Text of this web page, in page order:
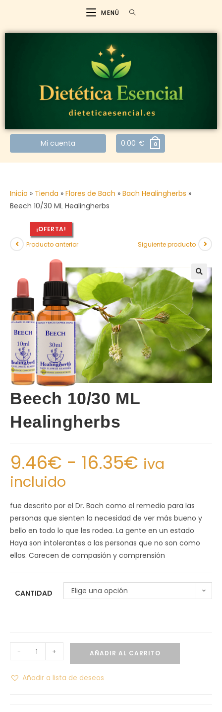
MENÚ
Mi cuenta 0.00 € 0
Inicio » Tienda » Flores de Bach » Bach Healingherbs »
Beech 10/30 ML Healingherbs
¡OFERTA!
Producto anterior
Siguiente producto
Beech 10/30 ML
Healingherbs
9.46€ - 16.35€ iva
incluido
fue descrito por el Dr. Bach como el remedio para las
personas que sienten la necesidad de ver más bueno y
bello en todo lo que les rodea. La gente en un estado
Haya son intolerantes a las personas que no son como
ellos. Carecen de compasión y comprensión
CANTIDAD Elige una opción
- + AÑADIR AL CARRITO
Añadir a lista de deseos